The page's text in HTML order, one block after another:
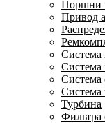
Поршни
Привод
Система
Система
Система
Система
Турбина
Фильтра